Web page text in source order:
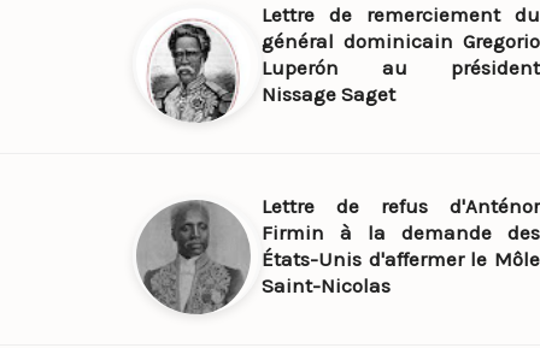
Lettre de remerciement du
général dominicain Gregorio
Luperón au président
Nissage Saget
Lettre de refus d'Anténor
Firmin à la demande des
États-Unis d'affermer le Môle
Saint-Nicolas